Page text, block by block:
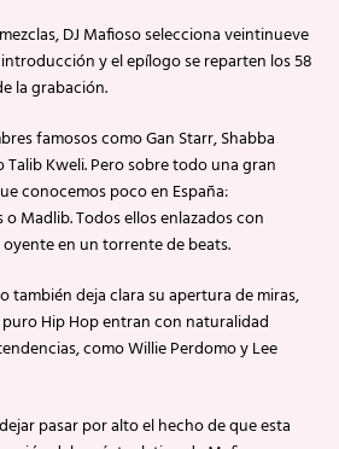
DJ Mafioso selecciona veintinueve
y el epílogo se reparten los 58
la grabación.
famosos como Gan Starr, Shabba
Talib Kweli. Pero sobre todo una gran
conocemos poco en España:
Madlib. Todos ellos enlazados con
en un torrente de beats.
también deja clara su apertura de miras,
Hip Hop entran con naturalidad
como Willie Perdomo y Lee
pasar por alto el hecho de que esta